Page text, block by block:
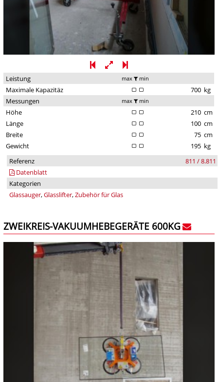
Leistung max min
Maximale Kapazitäz 700 kg
Messungen
max min
Höhe 210 cm
Länge
100 cm
Breite
75 cm
Gewicht
195 kg
Referenz
811 / 8.811
Datenblatt
Kategorien
Glassauger,Glasslifter,Zubehör für Glas
ZWEIKREIS-VAKUUMHEBEGERÄTE 600KG